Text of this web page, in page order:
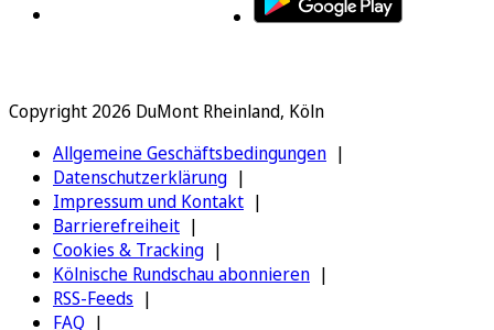
Copyright 2026 DuMont Rheinland, Köln
Allgemeine Geschäftsbedingungen
Datenschutzerklärung
Impressum und Kontakt
Barrierefreiheit
Cookies & Tracking
Kölnische Rundschau abonnieren
RSS-Feeds
FAQ